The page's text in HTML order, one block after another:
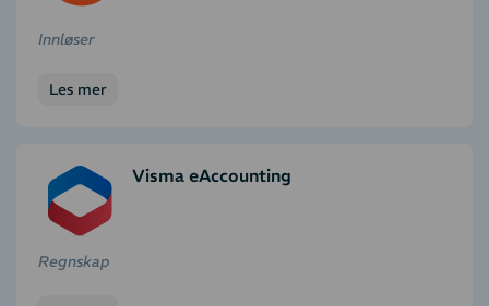
Innløser
Les mer
Visma eAccounting
Regnskap